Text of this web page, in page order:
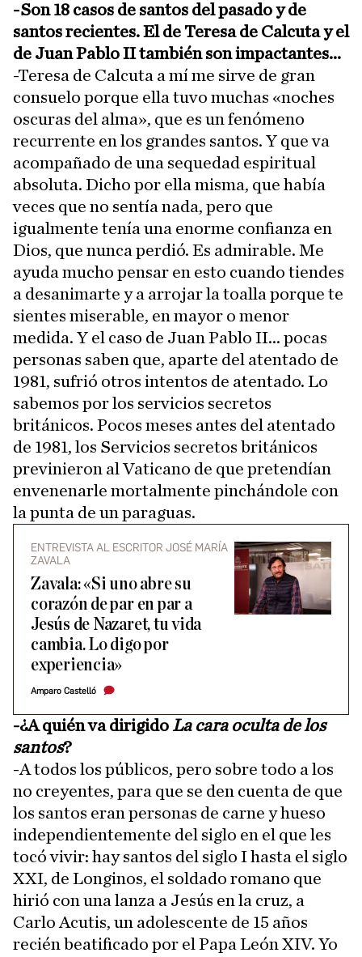
-Son 18 casos de santos del pasado y de
santos recientes. El de Teresa de Calcuta y el
de Juan Pablo II también son impactantes...
-Teresa de Calcuta a mí me sirve de gran
consuelo porque ella tuvo muchas «noches
oscuras del alma», que es un fenómeno
recurrente en los grandes santos. Y que va
acompañado de una sequedad espiritual
absoluta. Dicho por ella misma, que había
veces que no sentía nada, pero que
igualmente tenía una enorme confianza en
Dios, que nunca perdió. Es admirable. Me
ayuda mucho pensar en esto cuando tiendes
a desanimarte y a arrojar la toalla porque te
sientes miserable, en mayor o menor
medida. Y el caso de Juan Pablo II... pocas
personas saben que, aparte del atentado de
1981, sufrió otros intentos de atentado. Lo
sabemos por los servicios secretos
británicos. Pocos meses antes del atentado
de 1981, los Servicios secretos británicos
previnieron al Vaticano de que pretendían
envenenarle mortalmente pinchándole con
la punta de un paraguas.
ENTREVISTA AL ESCRITOR JOSÉ MARÍA
ZAVALA
Zavala: «Si uno abre su
corazón de par en par a
Jesús de Nazaret, tu vida
cambia. Lo digo por
experiencia»
Amparo Castelló
-¿A quién va dirigido La cara oculta de los
santos?
-A todos los públicos, pero sobre todo a los
no creyentes, para que se den cuenta de que
los santos eran personas de carne y hueso
independientemente del siglo en el que les
tocó vivir: hay santos del siglo I hasta el siglo
XXI, de Longinos, el soldado romano que
hirió con una lanza a Jesús en la cruz, a
Carlo Acutis, un adolescente de 15 años
recién beatificado por el Papa León XIV. Yo